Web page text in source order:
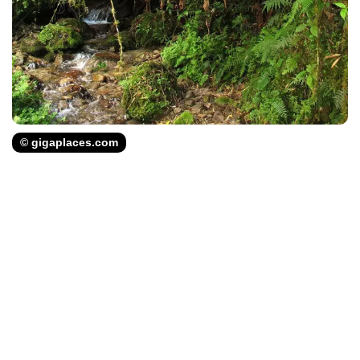
© gigaplaces.com